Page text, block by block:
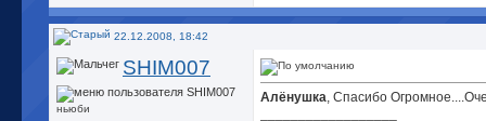
22.12.2008, 18:42
SHIM007
ньюби
Алёнушка, Спасибо